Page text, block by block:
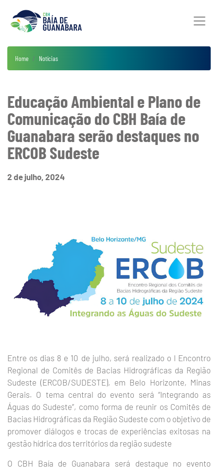
Home Notícias
Educação Ambiental e Plano de
Comunicação do CBH Baía de
Guanabara serão destaques no
ERCOB Sudeste
2 de julho, 2024
Entre os dias 8 e 10 de julho, será realizado o I Encontro
Regional de Comitês de Bacias Hidrográficas da Região
Sudeste (ERCOB/SUDESTE), em Belo Horizonte, Minas
Gerais. O tema central do evento será “Integrando as
Águas do Sudeste”, como forma de reunir os Comitês de
Bacias Hidrográficas da Região Sudeste com o objetivo de
promover diálogos e trocas de experiências exitosas na
gestão hídrica dos territórios da região sudeste
O CBH Baía de Guanabara será destaque no evento